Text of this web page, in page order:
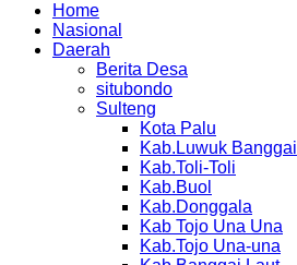
Home
Nasional
Daerah
Berita Desa
situbondo
Sulteng
Kota Palu
Kab.Luwuk Banggai
Kab.Toli-Toli
Kab.Buol
Kab.Donggala
Kab Tojo Una Una
Kab.Tojo Una-una